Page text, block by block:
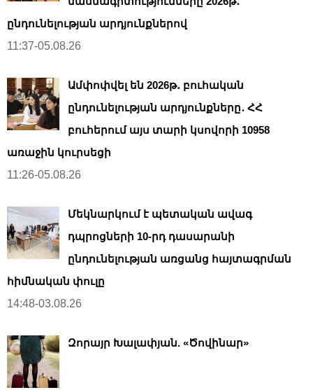
ընդունելության արդյունքներով
11:37-05.08.26
Ամփոփվել են 2026թ․ բուհական
ընդունելության արդյունքները․ ՀՀ
բուհերում այս տարի կսովորի 10958
առաջին կուրսեցի
11:26-05.08.26
Մեկնարկում է պետական ավագ
դպրոցների 10-րդ դասարանի
ընդունելության առցանց հայտագրման
հիմնական փուլը
14:48-03.08.26
Զորայր Խալափյան. «Ծովինար»